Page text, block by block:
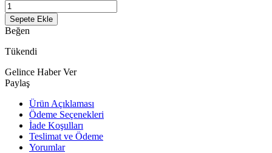
Sepete Ekle
Beğen
Tükendi
Gelince Haber Ver
Paylaş
Ürün Açıklaması
Ödeme Seçenekleri
İade Koşulları
Teslimat ve Ödeme
Yorumlar